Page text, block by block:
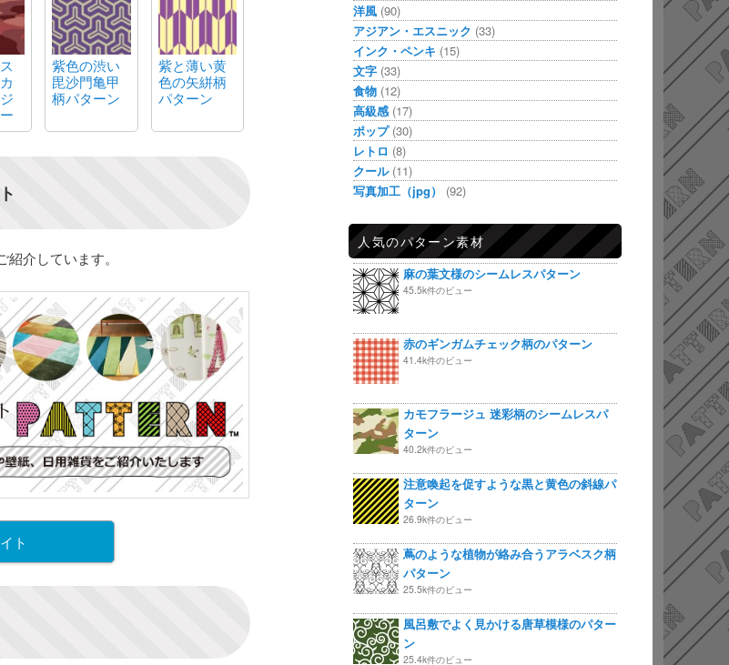
紫色の渋い
毘沙門亀甲
柄パターン
紫と薄い黄
色の矢絣柄
パターン
介しています。
ト
洋風 (90)
アジアン・エスニック (33)
インク・ペンキ (15)
文字 (33)
食物 (12)
高級感 (17)
ポップ(30)
レトロ (8)
クール(11)
写真加工（jpg）
(92)
人気のパターン素材
麻の葉文様のシームレスパターン
45.5k件のビュー
赤のギンガムチェック柄のパターン
41.4k件のビュー
カモフラージュ 迷彩柄のシームレスパ
ターン
40.2k件のビュー
注意喚起を促すような黒と黄色の斜線パ
ターン
26.9k件のビュー
蔦のような植物が絡み合うアラベスク柄
パターン
25.5k件のビュー
風呂敷でよく見かける唐草模様のパター
ン
25.4k件のビュー